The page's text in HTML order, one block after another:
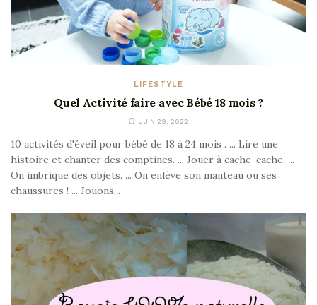
LIFESTYLE
Quel Activité faire avec Bébé 18 mois ?
JUIN 29, 2022
10 activités d'éveil pour bébé de 18 à 24 mois . ... Lire une
histoire et chanter des comptines. ... Jouer à cache-cache. ...
On imbrique des objets. ... On enlève son manteau ou ses
chaussures ! ... Jouons...